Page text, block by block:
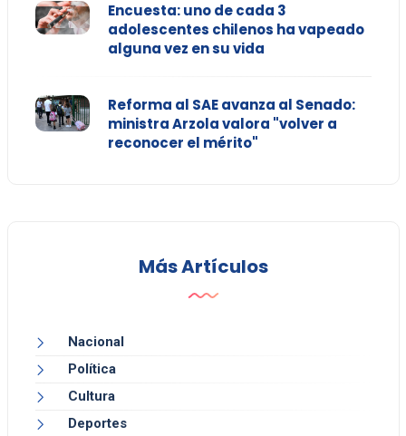
Encuesta: uno de cada 3
adolescentes chilenos ha vapeado
alguna vez en su vida
Reforma al SAE avanza al Senado:
ministra Arzola valora "volver a
reconocer el mérito"
Más Artículos
Nacional
Política
Cultura
Deportes